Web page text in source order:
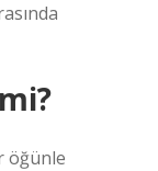
öğünle